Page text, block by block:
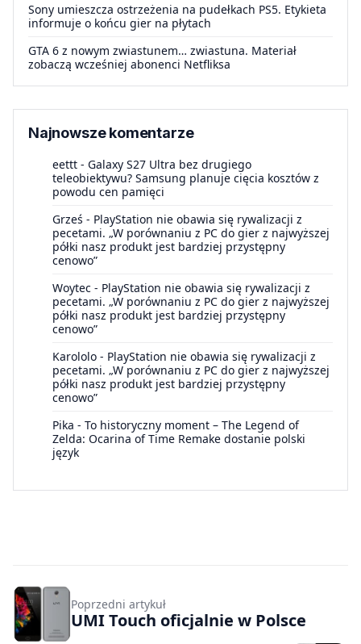
Sony umieszcza ostrzeżenia na pudełkach PS5. Etykieta
informuje o końcu gier na płytach
GTA 6 z nowym zwiastunem… zwiastuna. Materiał
zobaczą wcześniej abonenci Netfliksa
Najnowsze komentarze
eettt - Galaxy S27 Ultra bez drugiego
teleobiektywu? Samsung planuje cięcia kosztów z
powodu cen pamięci
Grześ - PlayStation nie obawia się rywalizacji z
pecetami. „W porównaniu z PC do gier z najwyższej
półki nasz produkt jest bardziej przystępny
cenowo”
Woytec - PlayStation nie obawia się rywalizacji z
pecetami. „W porównaniu z PC do gier z najwyższej
półki nasz produkt jest bardziej przystępny
cenowo”
Karololo - PlayStation nie obawia się rywalizacji z
pecetami. „W porównaniu z PC do gier z najwyższej
półki nasz produkt jest bardziej przystępny
cenowo”
Pika - To historyczny moment – The Legend of
Zelda: Ocarina of Time Remake dostanie polski
język
Poprzedni artykuł
UMI Touch oficjalnie w Polsce